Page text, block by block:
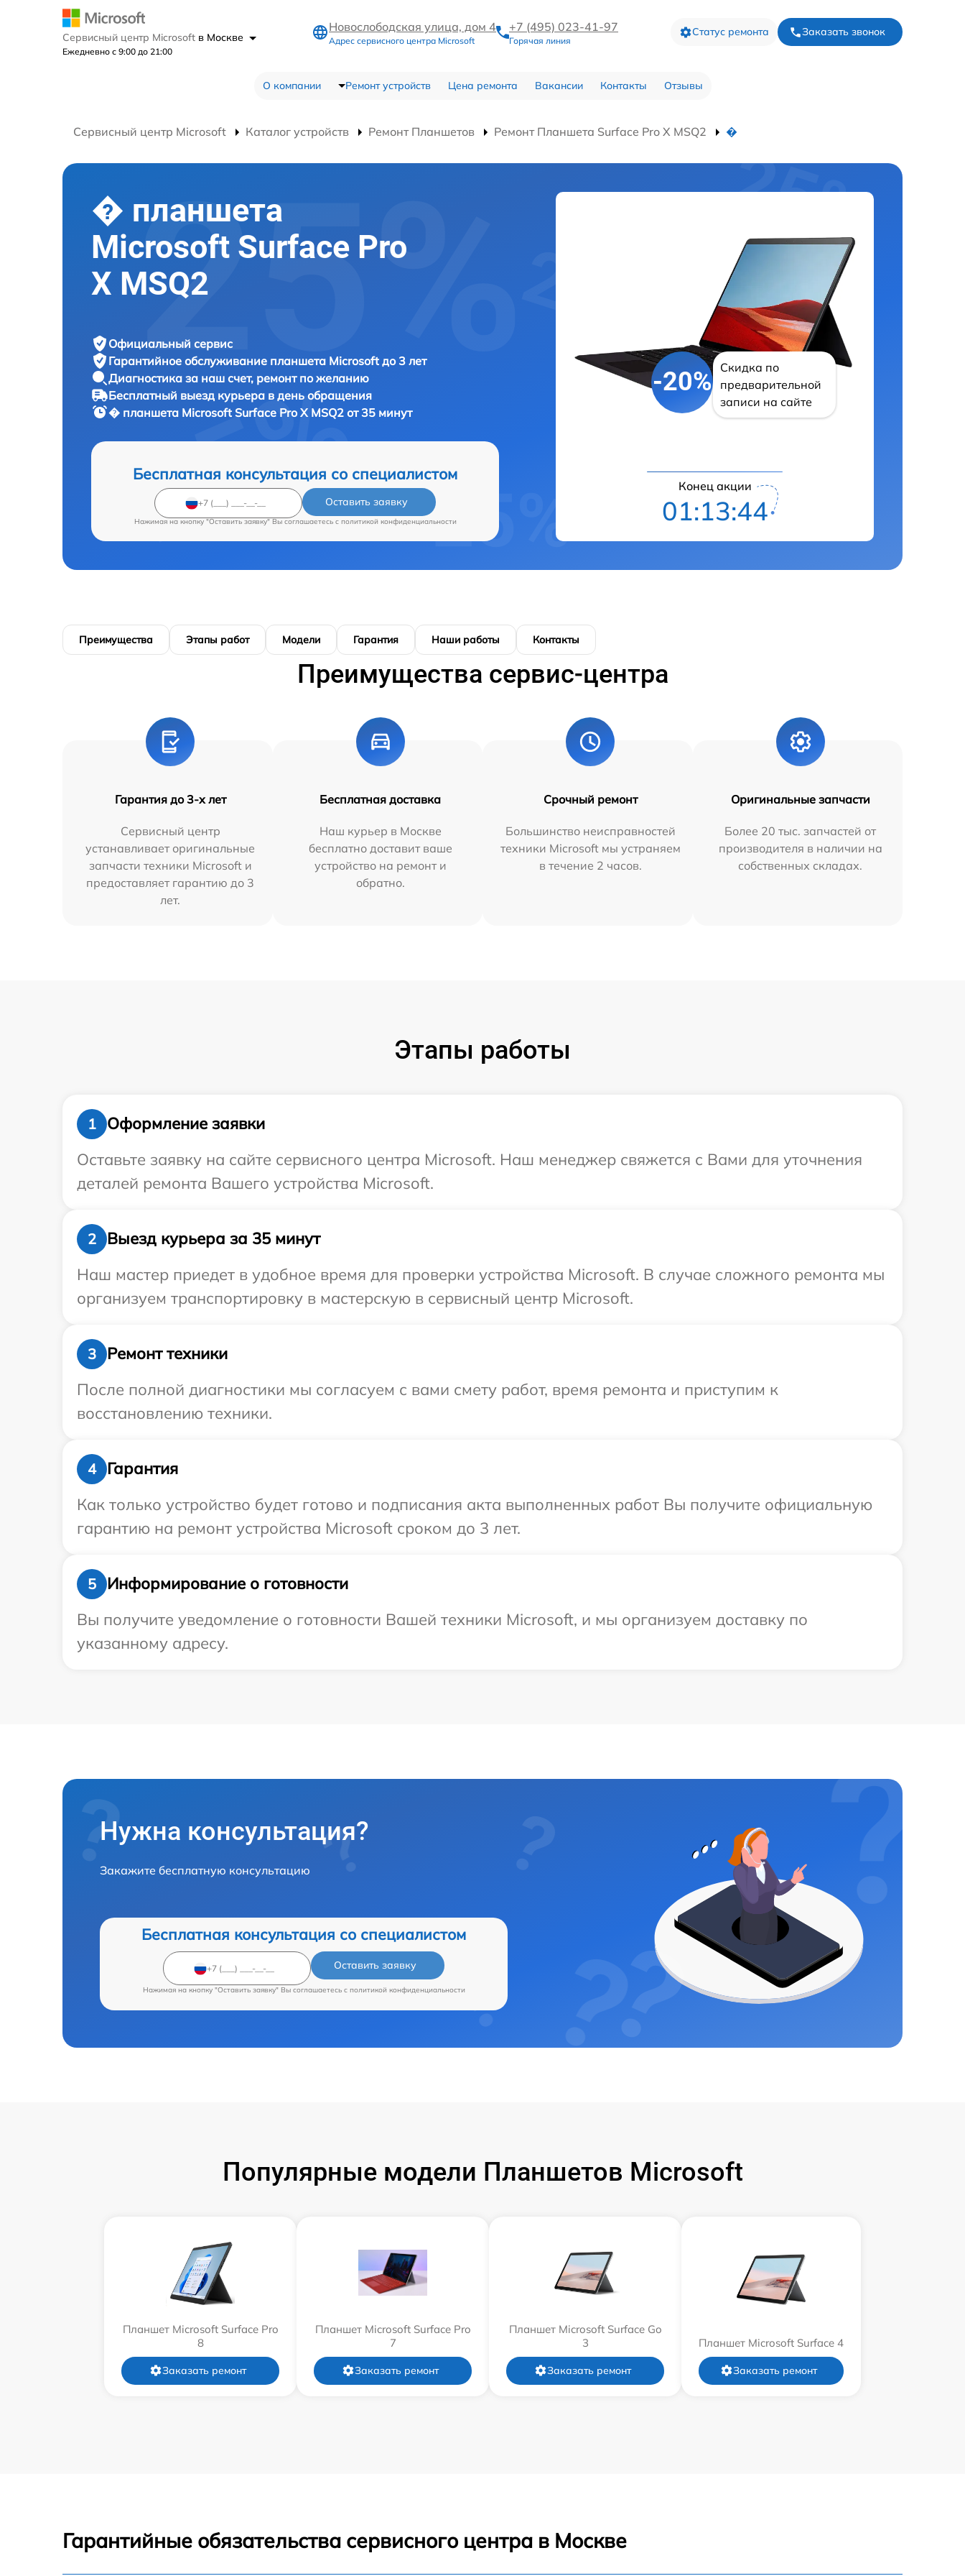
Сервисный центр Microsoft в Москве
Ежедневно с 9:00 до 21:00
Новослободская улица, дом 4
Адрес сервисного центра Microsoft
+7 (495) 023-41-97
Горячая линия
Статус ремонта Заказать звонок
О компании Ремонт устройств Цена ремонта Вакансии Контакты Отзывы
Сервисный центр Microsoft Каталог устройств Ремонт Планшетов Ремонт Планшета Surface Pro X MSQ2 �
� планшета
Microsoft Surface Pro
X MSQ2
Официальный сервис
Гарантийное обслуживание планшета Microsoft до 3 лет
Диагностика за наш счет, ремонт по желанию
Бесплатный выезд курьера в день обращения
� планшета Microsoft Surface Pro X MSQ2 от 35 минут
Бесплатная консультация со специалистом
Оставить заявку
Нажимая на кнопку "Оставить заявку" Вы соглашаетесь c политикой конфиденциальности
-20%
Скидка по
предварительной
записи на сайте
Конец акции
01:13:43
Преимущества Этапы работ Модели Гарантия Наши работы Контакты
Преимущества сервис-центра
Гарантия до 3-х лет
Сервисный центр
устанавливает оригинальные
запчасти техники Microsoft и
предоставляет гарантию до 3
лет.
Бесплатная доставка
Наш курьер в Москве
бесплатно доставит ваше
устройство на ремонт и
обратно.
Срочный ремонт
Большинство неисправностей
техники Microsoft мы устраняем
в течение 2 часов.
Оригинальные запчасти
Более 20 тыс. запчастей от
производителя в наличии на
собственных складах.
Этапы работы
1
Оформление заявки
Оставьте заявку на сайте сервисного центра Microsoft. Наш менеджер свяжется с Вами для уточнения
деталей ремонта Вашего устройства Microsoft.
2
Выезд курьера за 35 минут
Наш мастер приедет в удобное время для проверки устройства Microsoft. В случае сложного ремонта мы
организуем транспортировку в мастерскую в сервисный центр Microsoft.
3
Ремонт техники
После полной диагностики мы согласуем с вами смету работ, время ремонта и приступим к
восстановлению техники.
4
Гарантия
Как только устройство будет готово и подписания акта выполненных работ Вы получите официальную
гарантию на ремонт устройства Microsoft сроком до 3 лет.
5
Информирование о готовности
Вы получите уведомление о готовности Вашей техники Microsoft, и мы организуем доставку по
указанному адресу.
Нужна консультация?
Закажите бесплатную консультацию
Бесплатная консультация со специалистом
Оставить заявку
Нажимая на кнопку "Оставить заявку" Вы соглашаетесь c политикой конфиденциальности
Популярные модели Планшетов Microsoft
Планшет Microsoft Surface Pro
8
Заказать ремонт
Планшет Microsoft Surface Pro
7
Заказать ремонт
Планшет Microsoft Surface Go
3
Заказать ремонт
Планшет Microsoft Surface 4
Заказать ремонт
Гарантийные обязательства сервисного центра в Москве